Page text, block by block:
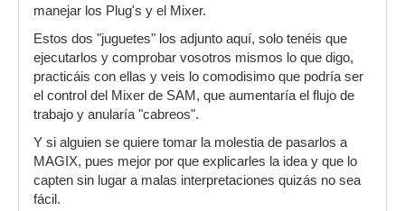
manejar los Plug's y el Mixer.
Estos dos "juguetes" los adjunto aquí, solo tenéis que
ejecutarlos y comprobar vosotros mismos lo que digo,
practicáis con ellas y veis lo comodisimo que podría ser
el control del Mixer de SAM, que aumentaría el flujo de
trabajo y anularía "cabreos".
Y si alguien se quiere tomar la molestia de pasarlos a
MAGIX, pues mejor por que explicarles la idea y que lo
capten sin lugar a malas interpretaciones quizás no sea
fácil.